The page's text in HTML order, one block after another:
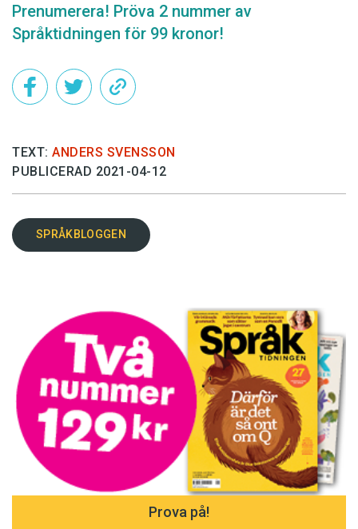
Prenumerera! Pröva 2 nummer av
Språktidningen för 99 kronor!
TEXT: ANDERS SVENSSON
PUBLICERAD 2021-04-12
SPRÅKBLOGGEN
Prova på!